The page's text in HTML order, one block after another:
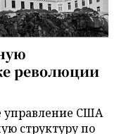
революции
управление США
структуру по